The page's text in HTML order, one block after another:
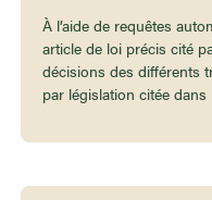
À l’aide de requêtes
article de loi précis cité
décisions des différents
par législation citée dans